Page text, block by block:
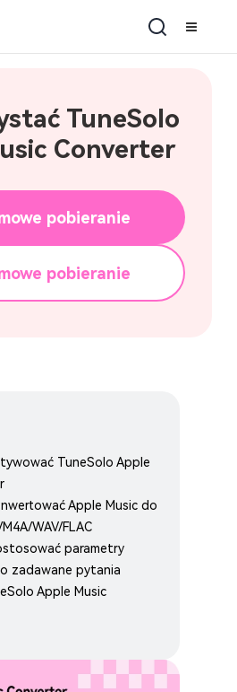
TuneSolo
Converter
pobieranie
pobieranie
TuneSolo Apple
Apple Music do
WAV/FLAC
parametry
zadawane pytania
Apple Music